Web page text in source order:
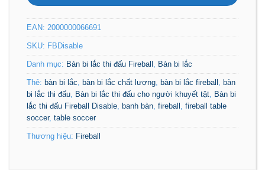
EAN: 2000000066691
SKU: FBDisable
Danh mục: Bàn bi lắc thi đấu Fireball Bàn bi lắc
Thẻ: bàn bi lắc bàn bi lắc chất lượng bàn bi lắc fireball bàn
bi lắc thi đấu Bàn bi lắc thi đấu cho người khuyết tật Bàn bi
lắc thi đấu Fireball Disable banh bàn fireball fireball table
soccer, table soccer
Thương hiệu: Fireball